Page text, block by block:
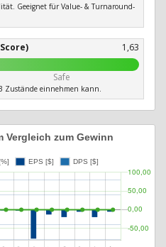
Geeignet für Value- & Turnaround-
1,63
Safe
Zustände einnehmen kann.